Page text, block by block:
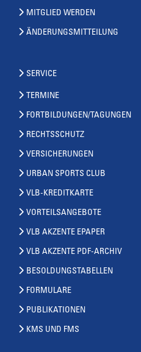
MITGLIED WERDEN
ÄNDERUNGSMITTEILUNG
SERVICE
TERMINE
FORTBILDUNGEN/TAGUNGEN
RECHTSSCHUTZ
VERSICHERUNGEN
URBAN SPORTS CLUB
VLB-KREDITKARTE
VORTEILSANGEBOTE
VLB AKZENTE EPAPER
VLB AKZENTE PDF-ARCHIV
BESOLDUNGSTABELLEN
FORMULARE
PUBLIKATIONEN
KMS UND FMS